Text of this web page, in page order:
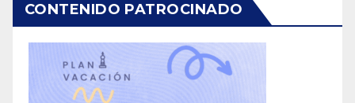
CONTENIDO PATROCINADO